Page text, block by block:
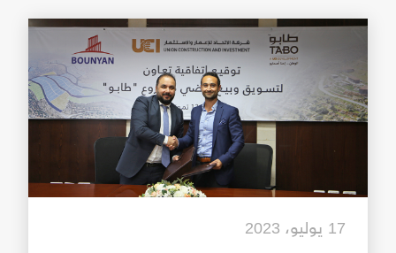
17 يوليو، 2023